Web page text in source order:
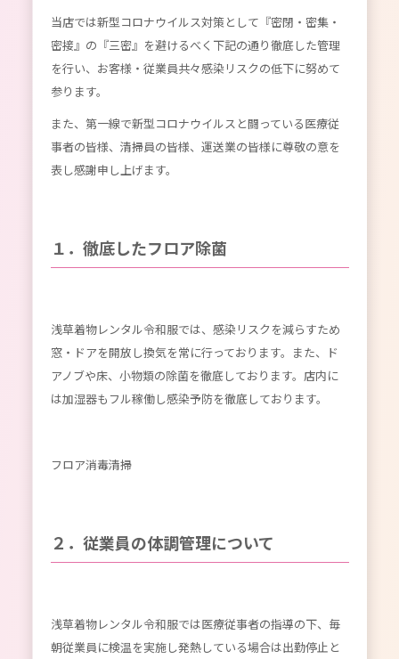
当店では新型コロナウイルス対策として『密閉・密集・
密接』の『三密』を避けるべく下記の通り徹底した管理
を行い、お客様・従業員共々感染リスクの低下に努めて
参ります。
また、第一線で新型コロナウイルスと闘っている医療従
事者の皆様、清掃員の皆様、運送業の皆様に尊敬の意を
表し感謝申し上げます。
１．徹底したフロア除菌
浅草着物レンタル令和服では、感染リスクを減らすため
窓・ドアを開放し換気を常に行っております。また、ド
アノブや床、小物類の除菌を徹底しております。店内に
は加湿器もフル稼働し感染予防を徹底しております。
フロア消毒清掃
２．従業員の体調管理について
浅草着物レンタル令和服では医療従事者の指導の下、毎
朝従業員に検温を実施し発熱している場合は出勤停止と